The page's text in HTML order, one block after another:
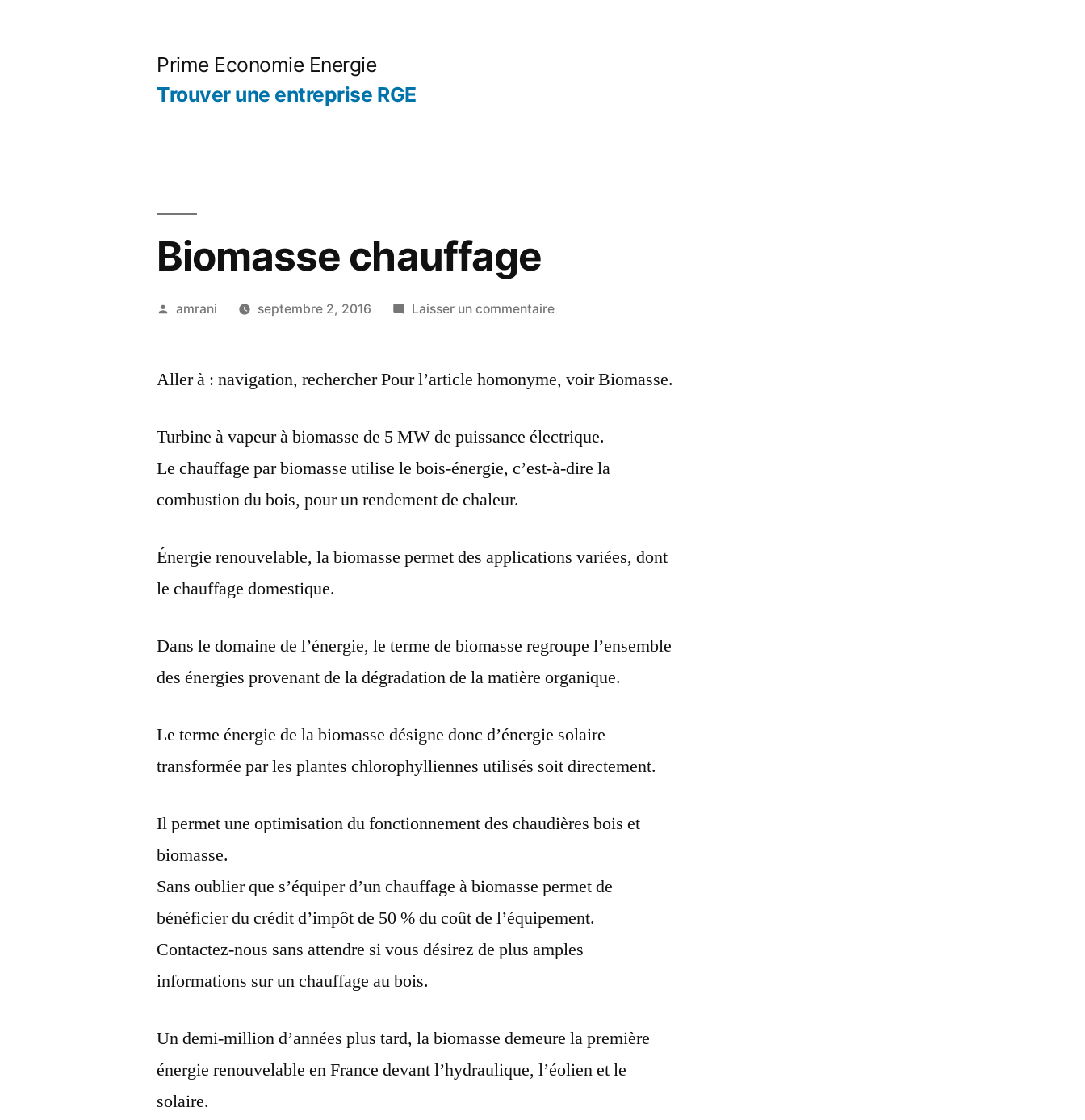
Prime Economie Energie
Trouver une entreprise RGE
Biomasse chauffage
Publié
amrani septembre 2, 2016 Laisser un commentairesur
Aller à : navigation, rechercher Pour l’article homonyme, voir Biomasse.
Turbine à vapeur à biomasse de 5 MW de puissance électrique.
Le chauffage par biomasse utilise le bois-énergie, c’est-à-dire la
combustion du bois, pour un rendement de chaleur.
Énergie renouvelable, la biomasse permet des applications variées, dont
le chauffage domestique.
Dans le domaine de l’énergie, le terme de biomasse regroupe l’ensemble
des énergies provenant de la dégradation de la matière organique.
Le terme énergie de la biomasse désigne donc d’énergie solaire
transformée par les plantes chlorophylliennes utilisés soit directement.
Il permet une optimisation du fonctionnement des chaudières bois et
biomasse.
Sans oublier que s’équiper d’un chauffage à biomasse permet de
bénéficier du crédit d’impôt de 50 % du coût de l’équipement.
Contactez-nous sans attendre si vous désirez de plus amples
informations sur un chauffage au bois.
Un demi-million d’années plus tard, la biomasse demeure la première
énergie renouvelable en France devant l’hydraulique, l’éolien et le
solaire.